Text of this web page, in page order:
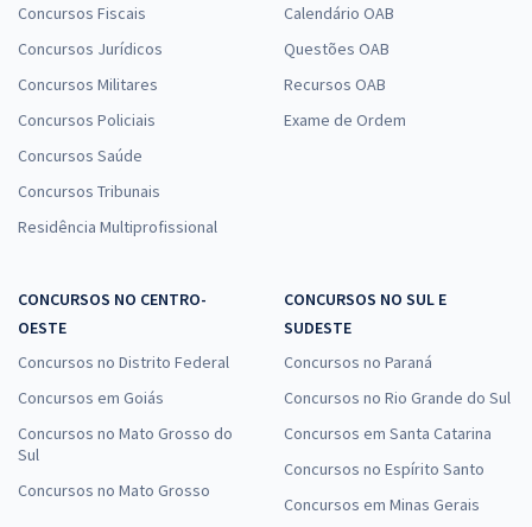
Concursos Fiscais
Concursos Jurídicos
Concursos Militares
Concursos Policiais
Concursos Saúde
Concursos Tribunais
Residência Multiprofissional
Calendário OAB
Questões OAB
Recursos OAB
Exame de Ordem
CONCURSOS NO CENTRO-
OESTE
Concursos no Distrito Federal
Concursos em Goiás
Concursos no Mato Grosso do
Sul
Concursos no Mato Grosso
CONCURSOS NO SUL E
SUDESTE
Concursos no Paraná
Concursos no Rio Grande do Sul
Concursos em Santa Catarina
Concursos no Espírito Santo
Concursos em Minas Gerais